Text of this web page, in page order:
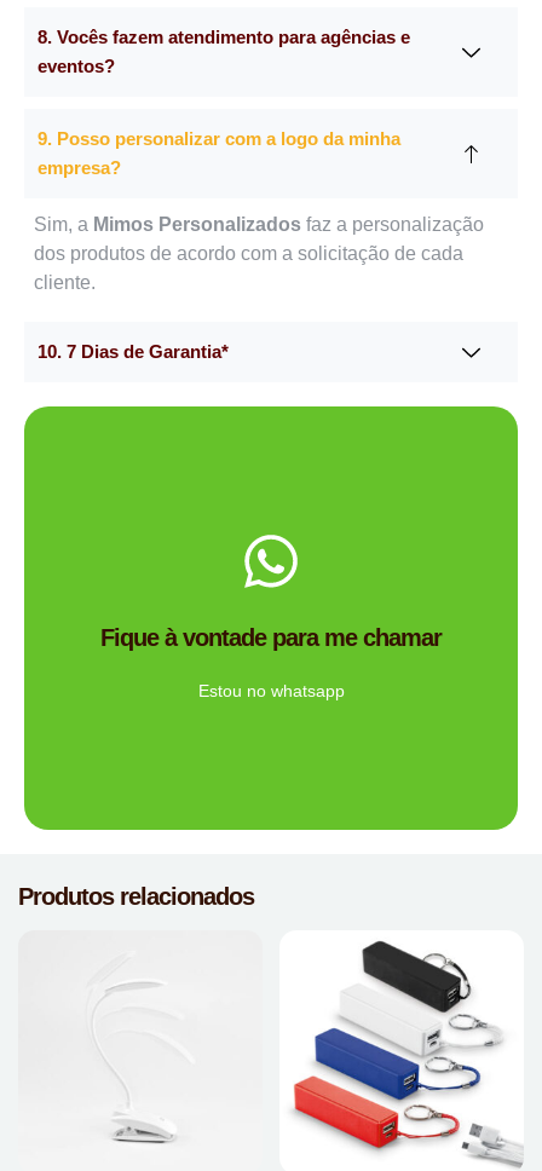
8. Vocês fazem atendimento para agências e
eventos?
9. Posso personalizar com a logo da minha
empresa?
Sim, a Mimos Personalizados faz a personalização
dos produtos de acordo com a solicitação de cada
cliente.
10. 7 Dias de Garantia*
Fique à vontade para me chamar
Estou no whatsapp
Ligue Agora!
Tem dúvidas se a Mimos Personalizado é a empresa
Me chama no WhatsApp.
Produtos relacionados